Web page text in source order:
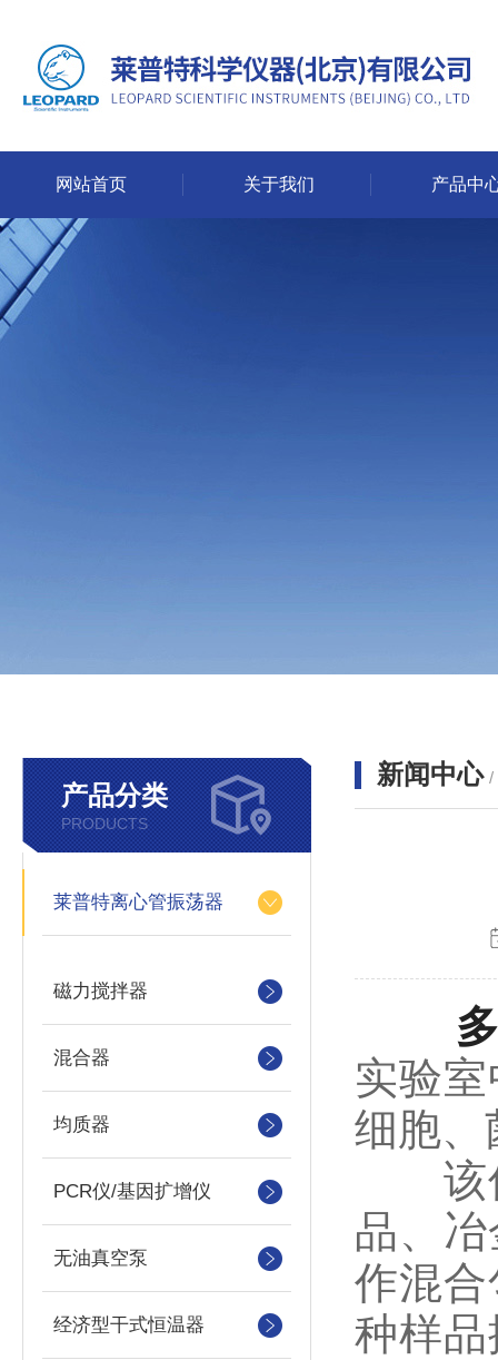
网站首页 关于我们 产品中
产品分类
PRODUCTS
莱普特离心管振荡器
磁力搅拌器
混合器
均质器
PCR仪/基因扩增仪
无油真空泵
经济型干式恒温器
新闻中心 /
实验
细胞、
该仪
品、
作混
种样